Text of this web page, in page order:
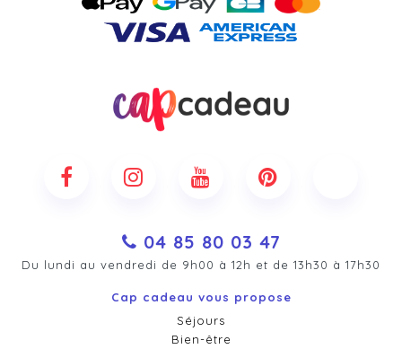
04 85 80 03 47
Du lundi au vendredi de 9h00 à 12h et de 13h30 à 17h30
Cap cadeau vous propose
Séjours
Bien-être